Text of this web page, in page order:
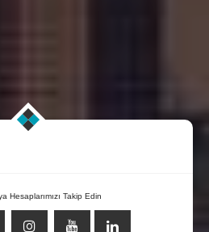
Hesaplarımızı Takip Edin